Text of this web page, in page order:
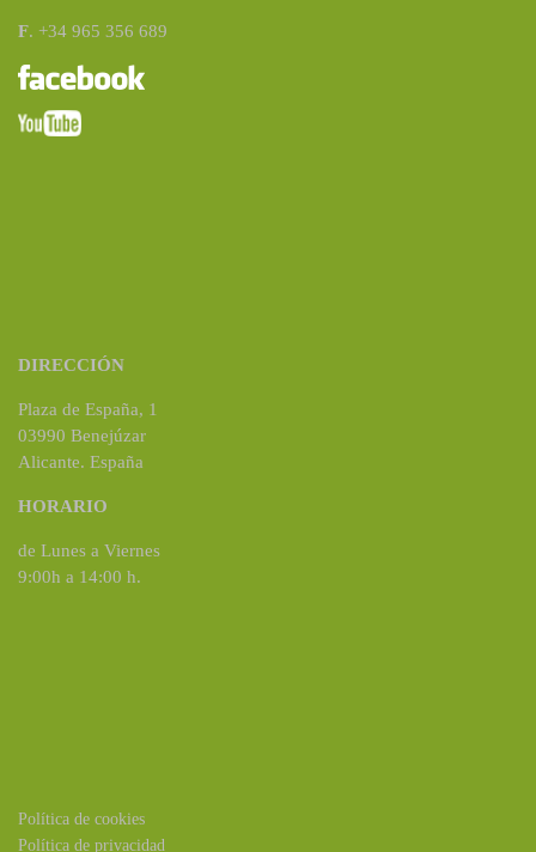
F. +34 965 356 689
DIRECCIÓN
Plaza de España, 1
03990 Benejúzar
Alicante. España
HORARIO
de Lunes a Viernes
9:00h a 14:00 h.
Política de cookies
Política de privacidad